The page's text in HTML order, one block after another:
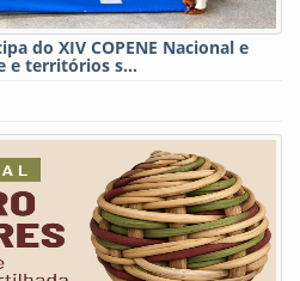
do XIV COPENE Nacional e
e territórios s...